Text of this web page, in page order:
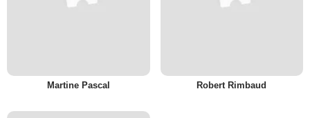
Martine Pascal Robert Rimbaud